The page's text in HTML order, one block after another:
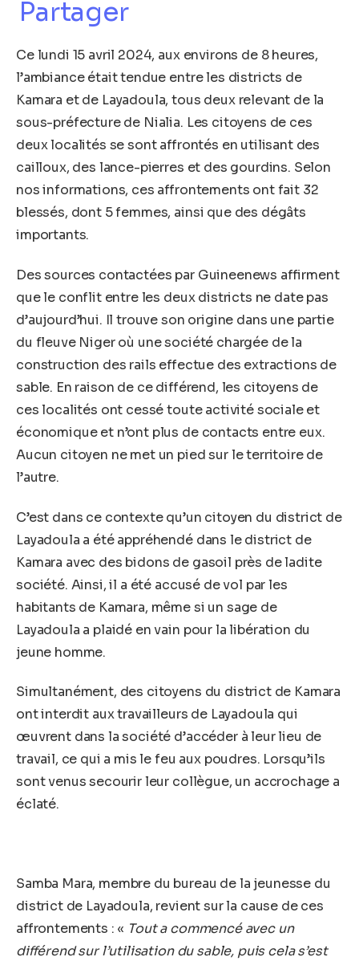
Partager
Ce lundi 15 avril 2024, aux environs de 8 heures,
l’ambiance était tendue entre les districts de
Kamara et de Layadoula, tous deux relevant de la
sous-préfecture de Nialia. Les citoyens de ces
deux localités se sont affrontés en utilisant des
cailloux, des lance-pierres et des gourdins. Selon
nos informations, ces affrontements ont fait 32
blessés, dont 5 femmes, ainsi que des dégâts
importants.
Des sources contactées par Guineenews affirment
que le conflit entre les deux districts ne date pas
d’aujourd’hui. Il trouve son origine dans une partie
du fleuve Niger où une société chargée de la
construction des rails effectue des extractions de
sable. En raison de ce différend, les citoyens de
ces localités ont cessé toute activité sociale et
économique et n’ont plus de contacts entre eux.
Aucun citoyen ne met un pied sur le territoire de
l’autre.
C’est dans ce contexte qu’un citoyen du district de
Layadoula a été appréhendé dans le district de
Kamara avec des bidons de gasoil près de ladite
société. Ainsi, il a été accusé de vol par les
habitants de Kamara, même si un sage de
Layadoula a plaidé en vain pour la libération du
jeune homme.
Simultanément, des citoyens du district de Kamara
ont interdit aux travailleurs de Layadoula qui
œuvrent dans la société d’accéder à leur lieu de
travail, ce qui a mis le feu aux poudres. Lorsqu’ils
sont venus secourir leur collègue, un accrochage a
éclaté.
Samba Mara, membre du bureau de la jeunesse du
district de Layadoula, revient sur la cause de ces
affrontements : « Tout a commencé avec un
différend sur l’utilisation du sable, puis cela s’est